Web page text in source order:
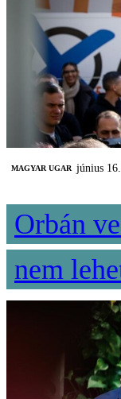
MAGYAR UGAR június 16.
Orbán
nem